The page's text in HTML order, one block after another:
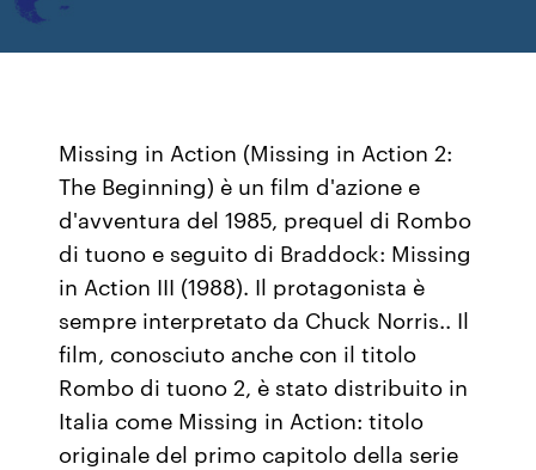
Missing in Action (Missing in Action 2:
The Beginning) è un film d'azione e
d'avventura del 1985, prequel di Rombo
di tuono e seguito di Braddock: Missing
in Action III (1988). Il protagonista è
sempre interpretato da Chuck Norris.. Il
film, conosciuto anche con il titolo
Rombo di tuono 2, è stato distribuito in
Italia come Missing in Action: titolo
originale del primo capitolo della serie